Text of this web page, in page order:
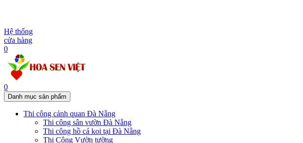
Hệ thống
cửa hàng
0
0
Danh mục sản phẩm
Thi công cảnh quan Đà Nẵng
Thi công sân vườn Đà Nẵng
Thi công hồ cá koi tại Đà Nẵng
Thi Công Vườn tường